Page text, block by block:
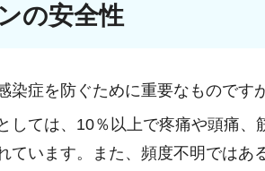
の安全性
染症を防ぐために重要なものです
しては、10％以上で疼痛や頭痛
ています。また、頻度不明では